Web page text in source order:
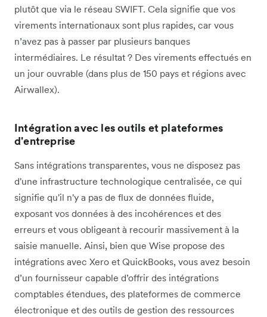
plutôt que via le réseau SWIFT. Cela signifie que vos
virements internationaux sont plus rapides, car vous
n’avez pas à passer par plusieurs banques
intermédiaires. Le résultat ? Des virements effectués en
un jour ouvrable (dans plus de 150 pays et régions avec
Airwallex).
Intégration avec les outils et plateformes
d'entreprise
Sans intégrations transparentes, vous ne disposez pas
d'une infrastructure technologique centralisée, ce qui
signifie qu'il n'y a pas de flux de données fluide,
exposant vos données à des incohérences et des
erreurs et vous obligeant à recourir massivement à la
saisie manuelle. Ainsi, bien que Wise propose des
intégrations avec Xero et QuickBooks, vous avez besoin
d’un fournisseur capable d’offrir des intégrations
comptables étendues, des plateformes de commerce
électronique et des outils de gestion des ressources